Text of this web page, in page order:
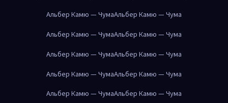
Альбер Камю — ЧумаАльбер Камю — Чума
Альбер Камю — ЧумаАльбер Камю — Чума
Альбер Камю — ЧумаАльбер Камю — Чума
Альбер Камю — ЧумаАльбер Камю — Чума
Альбер Камю — ЧумаАльбер Камю — Чума